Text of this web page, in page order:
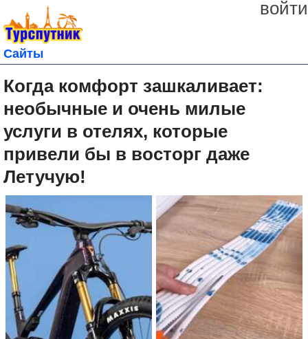
войти
Сайты
Когда комфорт зашкаливает:
необычные и очень милые
услуги в отелях, которые
привели бы в восторг даже
Летучую!